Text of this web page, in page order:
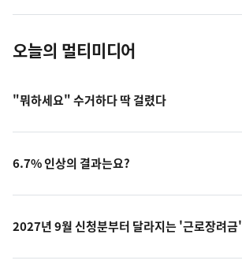
진
오늘의 멀티미디어
"뭐하세요" 수거하다 딱 걸렸다
6.7% 인상의 결과는요?
2027년 9월 신청분부터 달라지는 '근로장려금'